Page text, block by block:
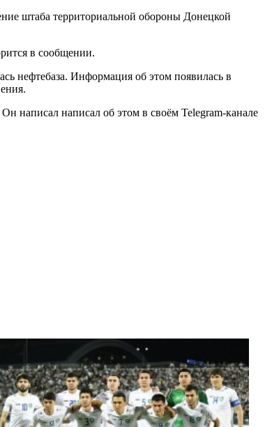
штаба территориальной обороны Донецкой
в сообщении.
нефтебаза. Информация об этом появилась в
написал написал об этом в своём Telegram-канале